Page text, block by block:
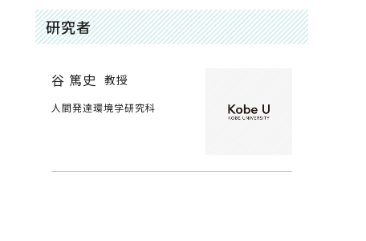
研究者
谷 篤史 教授
人間発達環境学研究科